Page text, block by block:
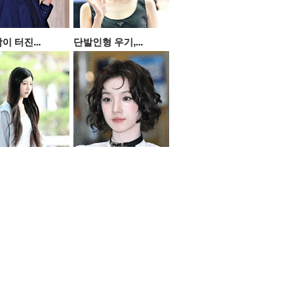
터진... 단발인형 우기,...